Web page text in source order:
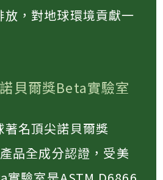
，對地球環境貢獻一
貝爾獎Beta實驗室
名頂尖諾貝爾獎
品全成分認證，受美